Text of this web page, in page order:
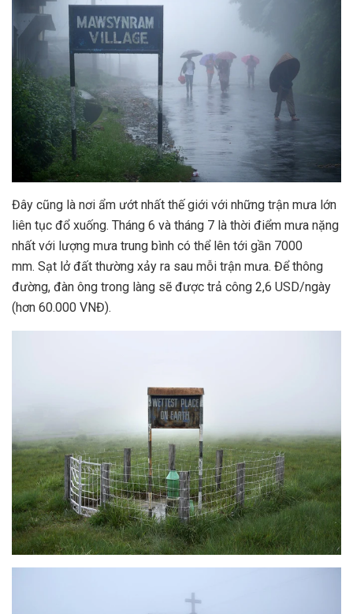
Đây cũng là nơi ẩm ướt nhất thế giới với những trận mưa lớn
liên tục đổ xuống. Tháng 6 và tháng 7 là thời điểm mưa nặng
nhất với lượng mưa trung bình có thể lên tới gần 7000
mm. Sạt lở đất thường xảy ra sau mỗi trận mưa. Để thông
đường, đàn ông trong làng sẽ được trả công 2,6 USD/ngày
(hơn 60.000 VNĐ).